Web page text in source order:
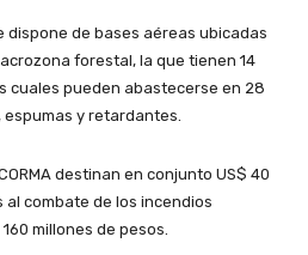
dispone de bases aéreas ubicadas
forestal, la que tienen 14
cuales pueden abastecerse en 28
y retardantes.
destinan en conjunto US$ 40
combate de los incendios
millones de pesos.